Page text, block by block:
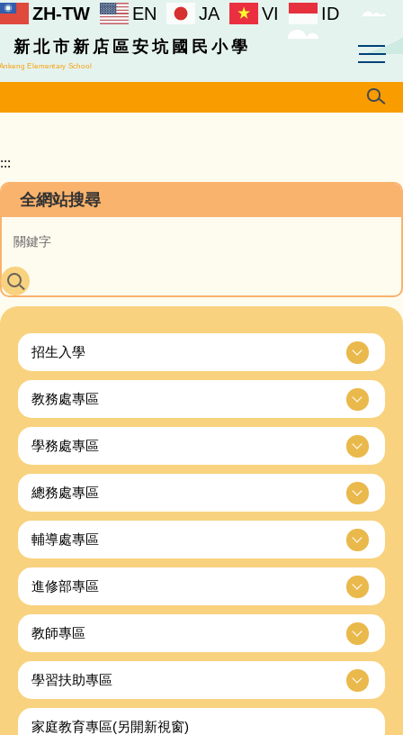
跳
主
要
容
ZH-TW EN JA VI ID
新北市新店區安坑國民小學
Elementary School
:::
全網站搜尋
招生入學
教務處專區
學務處專區
總務處專區
輔導處專區
進修部專區
教師專區
學習扶助專區
家庭教育專區(另開新視窗)